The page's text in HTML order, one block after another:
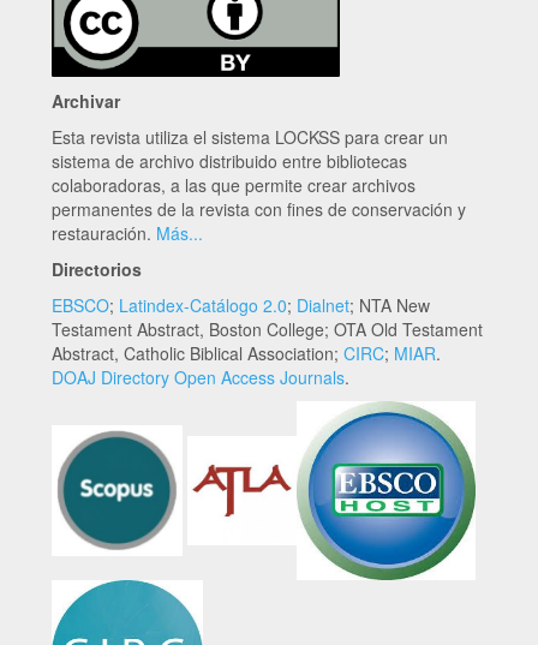
Archivar
Esta revista utiliza el sistema LOCKSS para crear un
sistema de archivo distribuido entre bibliotecas
colaboradoras, a las que permite crear archivos
permanentes de la revista con fines de conservación y
restauración. Más...
Directorios
EBSCO; Latindex-Catálogo 2.0; Dialnet; NTA New
Testament Abstract, Boston College; OTA Old Testament
Abstract, Catholic Biblical Association; CIRC; MIAR.
DOAJ Directory Open Access Journals.